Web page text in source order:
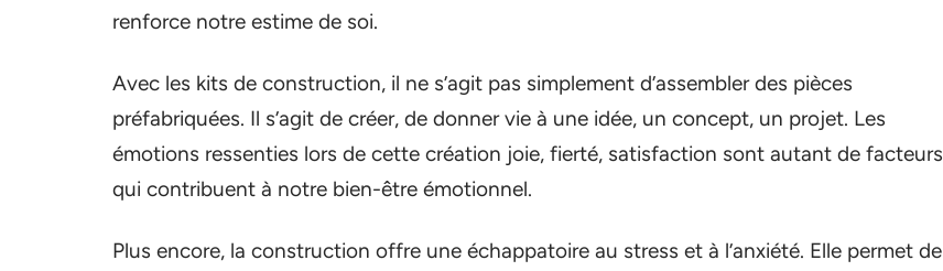
renforce notre estime de soi.
Avec les kits de construction, il ne s’agit pas simplement d’assembler des pièces
préfabriquées. Il s’agit de créer, de donner vie à une idée, un concept, un projet. Les
émotions ressenties lors de cette création joie, fierté, satisfaction sont autant de facteurs
qui contribuent à notre bien-être émotionnel.
Plus encore, la construction offre une échappatoire au stress et à l’anxiété. Elle permet de